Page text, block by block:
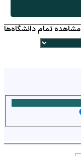
مشاهده تمام دانشگاه‌ها